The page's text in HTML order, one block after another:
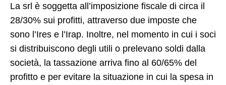
La srl è soggetta all’imposizione fiscale di circa il
28/30% sui profitti, attraverso due imposte che
sono l’Ires e l’Irap. Inoltre, nel momento in cui i soci
si distribuiscono degli utili o prelevano soldi dalla
società, la tassazione arriva fino al 60/65% del
profitto e per evitare la situazione in cui la spesa in